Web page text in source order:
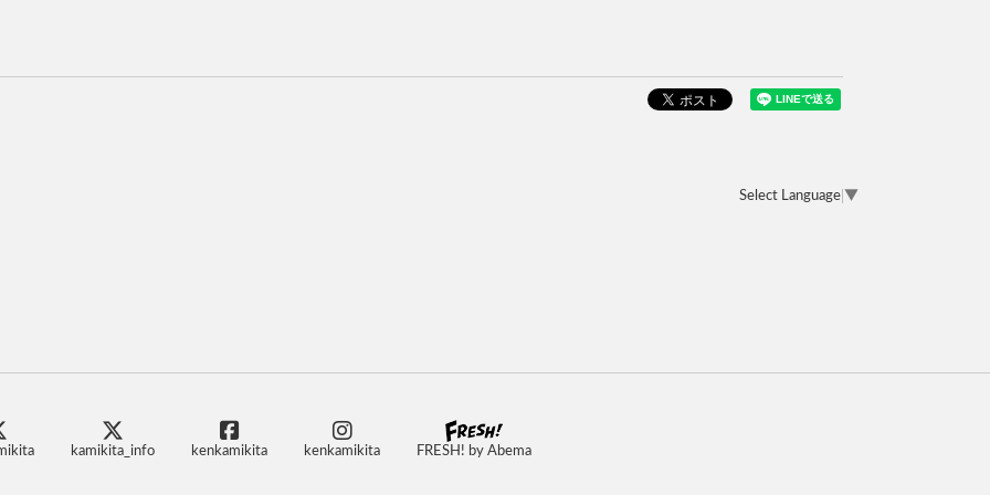
Select Language ▼
kamikita_info kenkamikita kenkamikita FRESH! by Abema